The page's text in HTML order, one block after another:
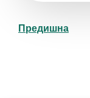
Предишна